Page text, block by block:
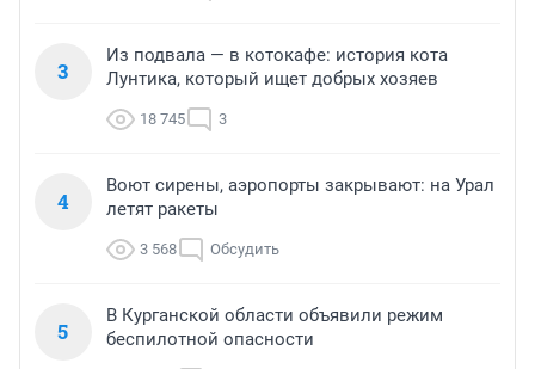
3
Из подвала — в котокафе: история кота
Лунтика, который ищет добрых хозяев
18 745 3
4
Воют сирены, аэропорты закрывают: на Урал
летят ракеты
3 568 Обсудить
5
В Курганской области объявили режим
беспилотной опасности